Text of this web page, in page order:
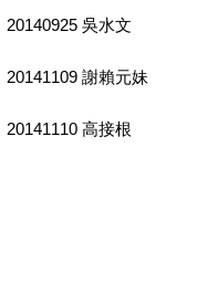
20140925 吳水文
20141109 謝賴元妹
20141110 高接根